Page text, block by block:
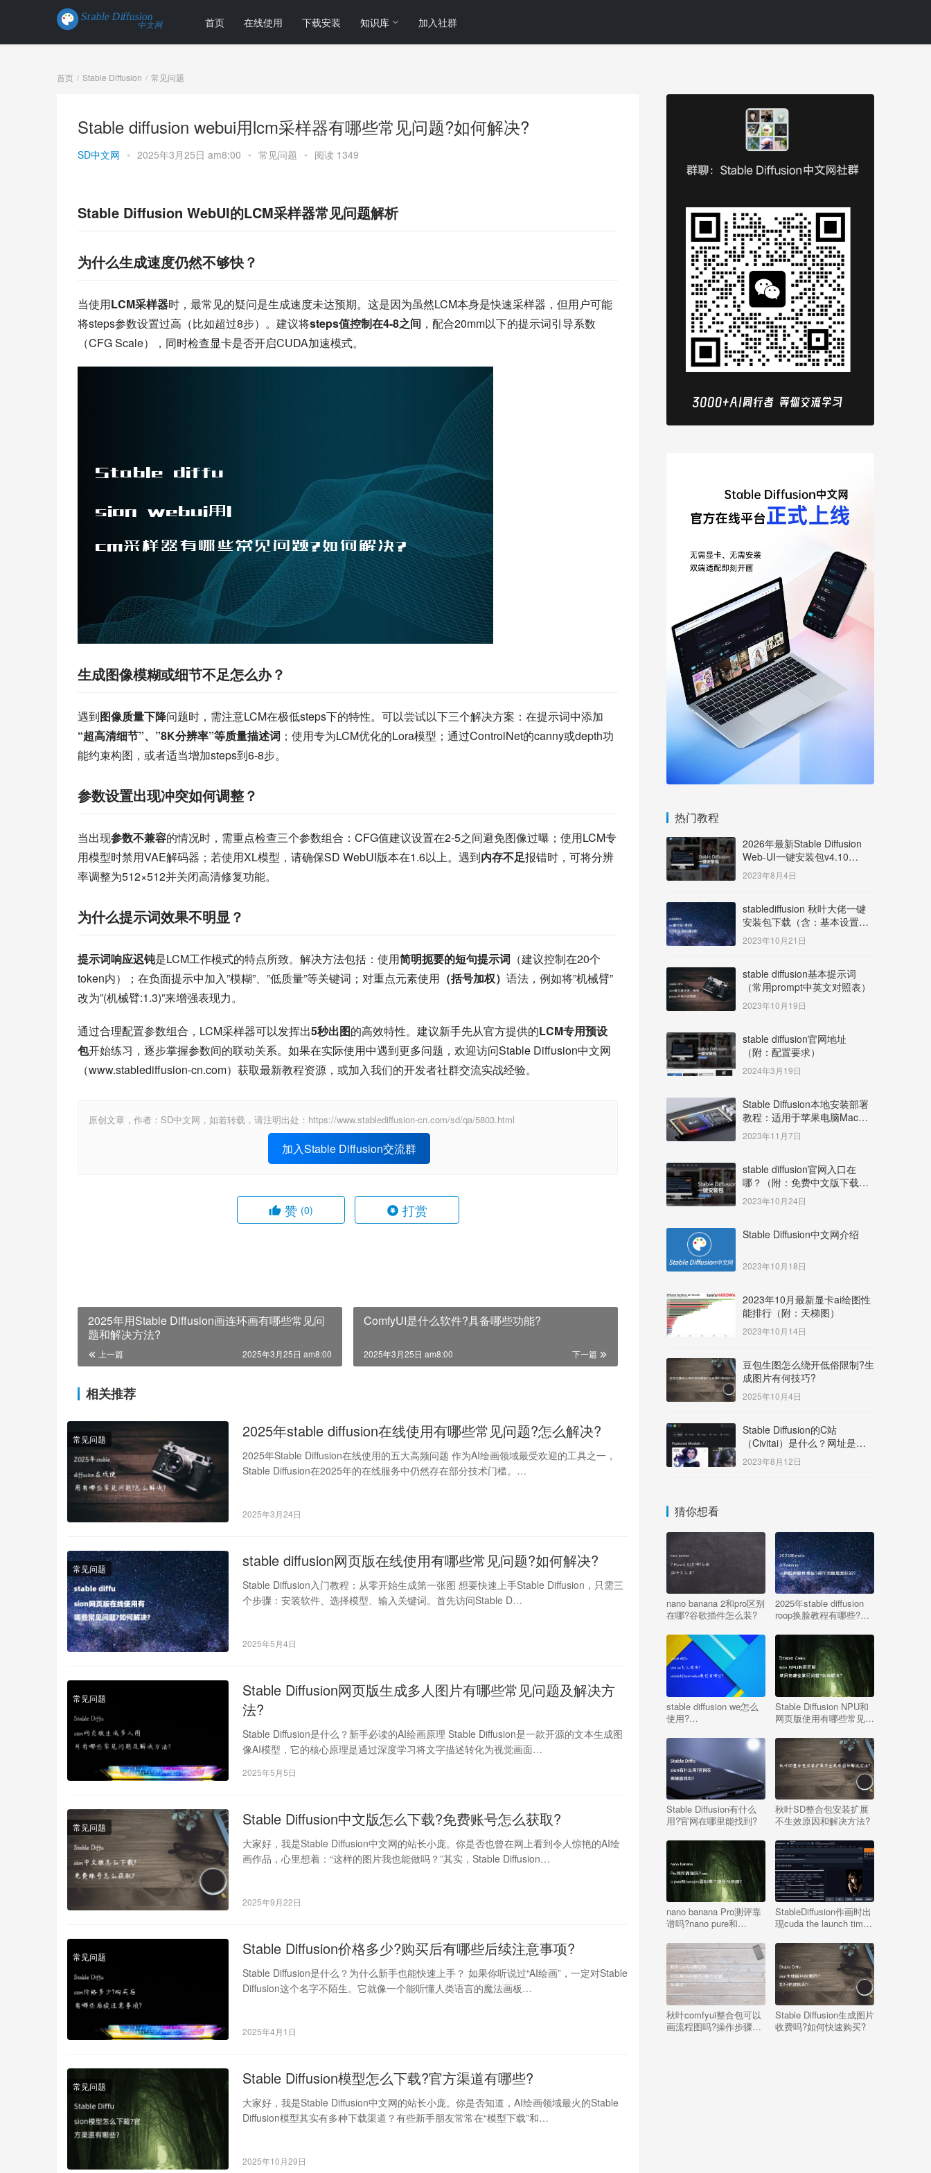
首页 在线使用 下载安装 知识库 加入社群
首页 Stable Diffusion 常见问题
Stable diffusion webui用lcm采样器有哪些常见问题?如何解决?
SD中文网 • 2025年3月25日 am8:00 • 常见问题 • 阅读 1349
Stable Diffusion WebUI的LCM采样器常见问题解析
为什么生成速度仍然不够快？
当使用LCM采样器时，最常见的疑问是生成速度未达预期。这是因为虽然LCM本身是快速采样器，但用户可能
将steps参数设置过高（比如超过8步）。建议将steps值控制在4-8之间 ，配合20mm以下的提示词引导系数
（CFG Scale），同时检查显卡是否开启CUDA加速模式。
生成图像模糊或细节不足怎么办？
遇到图像质量下降问题时，需注意LCM在极低steps下的特性。可以尝试以下三个解决方案：在提示词中添加
“超高清细节”、”8K分辨率”等质量描述词 ；使用专为LCM优化的Lora模型；通过ControlNet的canny或depth功
能约束构图，或者适当增加steps到6-8步。
参数设置出现冲突如何调整？
当出现参数不兼容的情况时，需重点检查三个参数组合：CFG值建议设置在2-5之间避免图像过曝；使用LCM专
用模型时禁用VAE解码器；若使用XL模型，请确保SD WebUI版本在1.6以上。遇到内存不足报错时，可将分辨
率调整为512×512并关闭高清修复功能。
为什么提示词效果不明显？
提示词响应迟钝是LCM工作模式的特点所致。解决方法包括：使用简明扼要的短句提示词 （建议控制在20个
token内）；在负面提示中加入”模糊”、”低质量”等关键词；对重点元素使用 （括号加权） 语法，例如将”机械臂”
改为”(机械臂:1.3)”来增强表现力。
通过合理配置参数组合，LCM采样器可以发挥出5秒出图的高效特性。建议新手先从官方提供的LCM专用预设
包开始练习，逐步掌握参数间的联动关系。如果在实际使用中遇到更多问题，欢迎访问Stable Diffusion中文网
（www.stablediffusion-cn.com）获取最新教程资源，或加入我们的开发者社群交流实战经验。
原创文章，作者：SD中文网，如若转载，请注明出处：https://www.stablediffusion-cn.com/sd/qa/5803.html
加入Stable Diffusion交流群
赞 (0) 打赏
2025年用Stable Diffusion画连环画有哪些常见问
题和解决方法?
上一篇 2025年3月25日 am8:00
ComfyUI是什么软件?具备哪些功能?
下一篇
2025年3月25日 am8:00
相关推荐
常见问题 2025年stable diffusion在线使用有哪些常见问题?怎么解决?
2025年Stable Diffusion在线使用的五大高频问题 作为AI绘画领域最受欢迎的工具之一，
Stable Diffusion在2025年的在线服务中仍然存在部分技术门槛。…
2025年3月24日
常见问题 stable diffusion网页版在线使用有哪些常见问题?如何解决?
Stable Diffusion入门教程：从零开始生成第一张图 想要快速上手Stable Diffusion，只需三
个步骤：安装软件、选择模型、输入关键词。首先访问Stable D…
2025年5月4日
常见问题
Stable Diffusion网页版生成多人图片有哪些常见问题及解决方
法?
Stable Diffusion是什么？新手必读的AI绘画原理 Stable Diffusion是一款开源的文本生成图
像AI模型，它的核心原理是通过深度学习将文字描述转化为视觉画面…
2025年5月5日
常见问题 Stable Diffusion中文版怎么下载?免费账号怎么获取?
大家好，我是Stable Diffusion中文网的站长小庞。你是否也曾在网上看到令人惊艳的AI绘
画作品，心里想着：“这样的图片我也能做吗？”其实，Stable Diffusion…
2025年9月22日
常见问题 Stable Diffusion价格多少?购买后有哪些后续注意事项?
Stable Diffusion是什么？为什么新手也能快速上手？ 如果你听说过“AI绘画”，一定对Stable
Diffusion这个名字不陌生。它就像一个能听懂人类语言的魔法画板…
2025年4月1日
常见问题 Stable Diffusion模型怎么下载?官方渠道有哪些?
大家好，我是Stable Diffusion中文网的站长小庞。你是否知道，AI绘画领域最火的Stable
Diffusion模型其实有多种下载渠道？有些新手朋友常常在“模型下载”和…
2025年10月29日
热门教程
2026年最新Stable Diffusion
Web-UI一键安装包v4.10
Windows版【支持50系显卡】
2023年8月4日
stablediffusion 秋叶大佬一键
安装包下载（含：基本设置说
明）
2023年10月21日
stable diffusion基本提示词
（常用prompt中英文对照表）
2023年10月19日
stable diffusion官网地址
（附：配置要求）
2024年3月19日
Stable Diffusion本地安装部署
教程：适用于苹果电脑Mac
OS系统M系列芯片：
MacBook/iMac等
2023年11月7日
stable diffusion官网入口在
哪？（附：免费中文版下载安
装教程）
2023年10月24日
Stable Diffusion中文网介绍
2023年10月18日
2023年10月最新显卡ai绘图性
能排行（附：天梯图）
2023年10月14日
豆包生图怎么绕开低俗限制?生
成图片有何技巧?
2025年10月4日
Stable Diffusion的C站
（Civitai）是什么？网址是多
少？
2023年8月12日
猜你想看
nano banana 2和pro区别
在哪?谷歌插件怎么装?
2025年stable diffusion
roop换脸教程有哪些?操
stable diffusion we怎么
使用?
有哪些?
Stable Diffusion NPU和
网页版使用有哪些常见问
Stable Diffusion有什么
用?官网在哪里能找到?
秋叶SD整合包安装扩展
不生效原因和解决方法?
nano banana Pro测评靠
谱吗?nano pure和
绘画?
StableDiffusion作画时出
现cuda the launch timed
怎么办（生成图片显示
“排队中”的解决方法）
秋叶comfyui整合包可以
画流程图吗?操作步骤有
Stable Diffusion生成图片
收费吗?如何快速购买?